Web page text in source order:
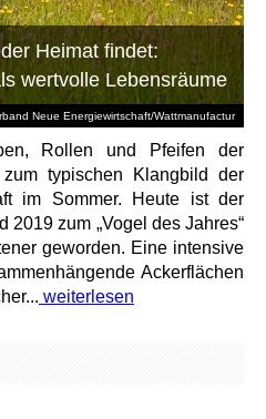
Neue Energiewirtschaft/Wattmanufactur
Heimat findet:
wertvolle Lebensräume
Rollen und Pfeifen der
typischen Klangbild der
im Sommer. Heute ist der
2019 zum „Vogel des Jahres“
geworden. Eine intensive
Ackerflächen
weiterlesen